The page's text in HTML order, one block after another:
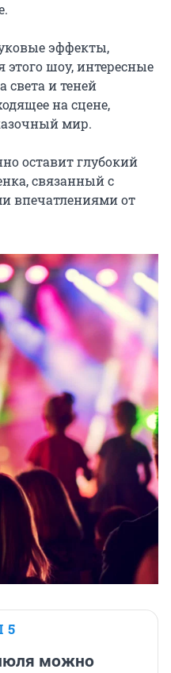
эффекты,
этого шоу, интересные
света и теней
на сцене,
мир.
оставит глубокий
связанный с
впечатлениями от
5
можно